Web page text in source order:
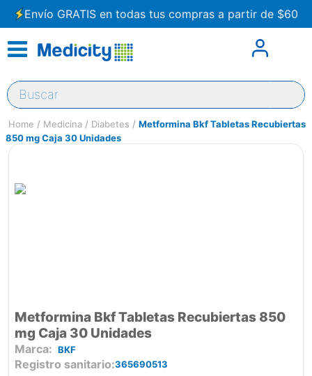
Envío GRATIS en todas tus compras a partir de $60
Buscar
Medicina Diabetes
Metformina Bkf Tabletas Recubiertas
850 mg Caja 30 Unidades
Metformina Bkf Tabletas Recubiertas 850
mg Caja 30 Unidades
BKF
Registro sanitario 365690513